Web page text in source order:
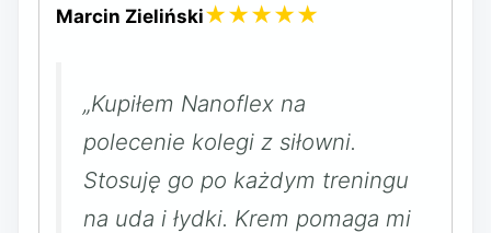
Marcin Zieliński★★★★★
„Kupiłem Nanoflex na
polecenie kolegi z siłowni.
Stosuję go po każdym treningu
na uda i łydki. Krem pomaga mi